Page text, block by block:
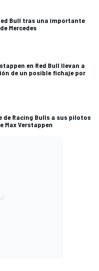
Bull tras una importante
Mercedes
en Red Bull llevan a
de un posible fichaje por
de Racing Bulls a sus pilotos
Max Verstappen